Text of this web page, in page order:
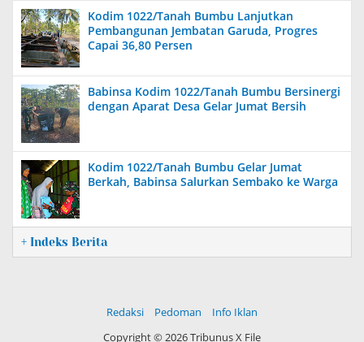
Kodim 1022/Tanah Bumbu Lanjutkan
Pembangunan Jembatan Garuda, Progres
Capai 36,80 Persen
Babinsa Kodim 1022/Tanah Bumbu Bersinergi
dengan Aparat Desa Gelar Jumat Bersih
Kodim 1022/Tanah Bumbu Gelar Jumat
Berkah, Babinsa Salurkan Sembako ke Warga
+ Indeks Berita
Redaksi Pedoman
Info Iklan
Copyright ©2026 Tribunus X File